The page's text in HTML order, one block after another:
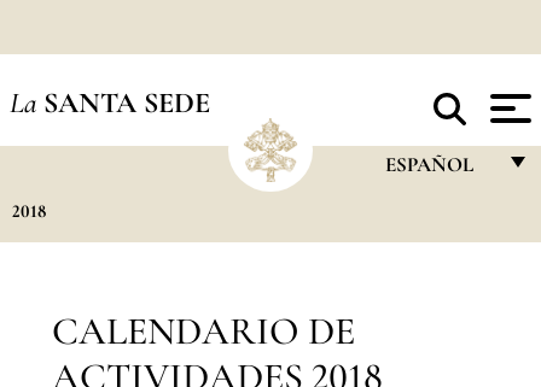
La SANTA SEDE
ESPAÑOL
2018
CALENDARIO DE
ACTIVIDADES 2018